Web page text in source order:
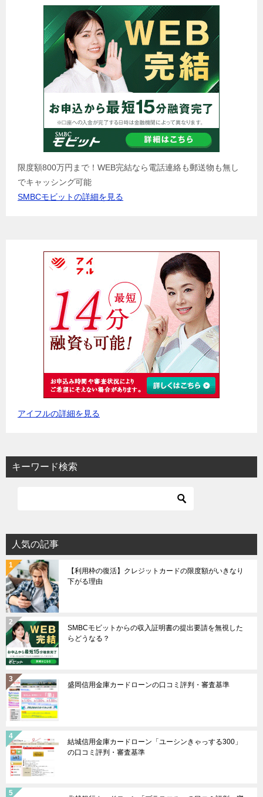
限度額800万円まで！WEB完結なら電話連絡も郵送物も無し
でキャッシング可能
SMBCモビットの詳細を見る
アイフルの詳細を見る
キーワード検索
人気の記事
【利用枠の復活】クレジットカードの限度額がいきなり
下がる理由
SMBCモビットからの収入証明書の提出要請を無視した
らどうなる？
盛岡信用金庫カードローンの口コミ評判・審査基準
結城信用金庫カードローン「ユーシンきゃっする300」
の口コミ評判・審査基準